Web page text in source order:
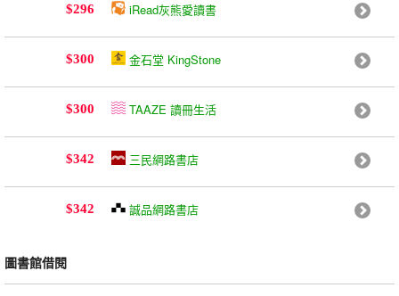
$296 iRead灰熊愛讀書
$300 金石堂 KingStone
$300 TAAZE 讀冊生活
$342 三民網路書店
$342 誠品網路書店
圖書館借閱